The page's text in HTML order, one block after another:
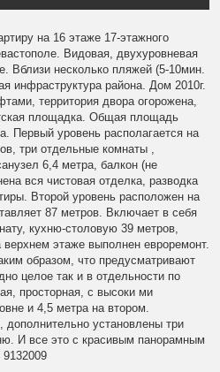
на 16 этаже 17-этажного
Видовая, двухуровневая
Вблизи несколько пляжей (5-10мин.
инфраструктура района. Дом 2010г.
территория двора огорожена,
площадка. Общая площадь
Первый уровень располагается на
три отдельные комнаты ,
6,4 метра, балкон (не
вся чистовая отделка, разводка
Второй уровень расположен на
87 метров. Включает в себя
кухню-столовую 39 метров,
этаже выполнен евроремонт.
образом, что предусматривают
целое так и в отдельности по
просторная, с высоки ми
и 4,5 метра на втором.
установлены три
И все это с красивым панорамным